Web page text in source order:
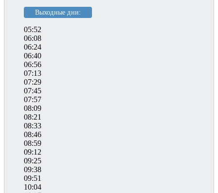
Выходные дни:
05:52
06:08
06:24
06:40
06:56
07:13
07:29
07:45
07:57
08:09
08:21
08:33
08:46
08:59
09:12
09:25
09:38
09:51
10:04